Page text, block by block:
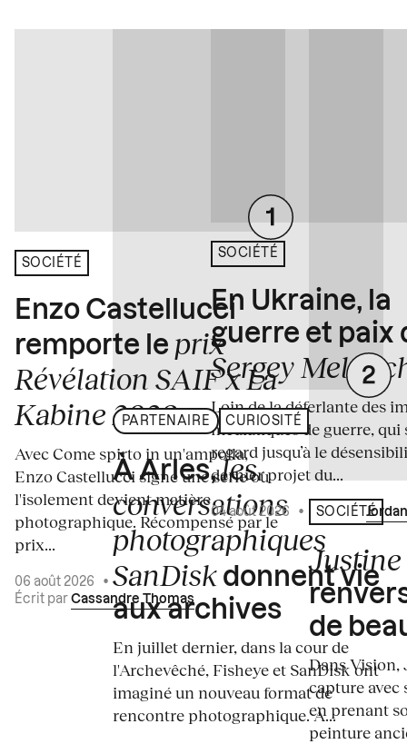
SOCIÉTÉ
Enzo Castellucci
remporte le prix
Révélation SAIF x La
Kabine 2026
Avec Come spirto in un'ampolla,
Enzo Castellucci signe une série où
l'isolement devient matière
photographique. Récompensé par le
prix...
06 août 2026
•
Écrit par Cassandre Thomas
PARTENAIRE CURIOSITÉ
À Arles,les
conversations
photographiques
SanDisk donnent vie
aux archives
En juillet dernier, dans la cour de
l'Archevêché, Fisheye et SanDisk ont
imaginé un nouveau format de
rencontre photographique. À...
SOCIÉTÉ
En Ukraine, la
guerre et paix
Sergey
Loin de la déferlante des
médiatiques de guerre, qui
regard jusqu’à le
dernier projet du...
04 août 2026 • Écrit par
SOCIÉTÉ
de
Dans
capture avec
en prenant
peinture